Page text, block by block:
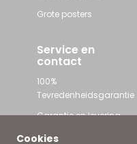
Cookies
Grote posters
Service en
contact
100%
Tevredenheidsgarantie
Garantie en levering
Contact met Wallstars